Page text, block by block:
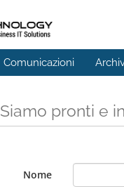
Comunicazioni
Siamo pronti e
Nome